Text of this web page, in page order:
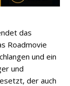
Riley Green im
das
Roadmovie
und ein
und
der auch